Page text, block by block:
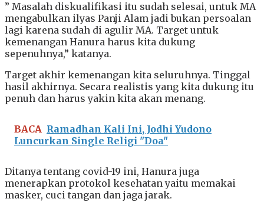
” Masalah diskualifikasi itu sudah selesai, untuk MA
mengabulkan ilyas Panji Alam jadi bukan persoalan
lagi karena sudah di agulir MA. Target untuk
kemenangan Hanura harus kita dukung
sepenuhnya,” katanya.
Target akhir kemenangan kita seluruhnya. Tinggal
hasil akhirnya. Secara realistis yang kita dukung itu
penuh dan harus yakin kita akan menang.
BACA Ramadhan Kali Ini, Jodhi Yudono
Luncurkan Single Religi "Doa"
Ditanya tentang covid-19 ini, Hanura juga
menerapkan protokol kesehatan yaitu memakai
masker, cuci tangan dan jaga jarak.